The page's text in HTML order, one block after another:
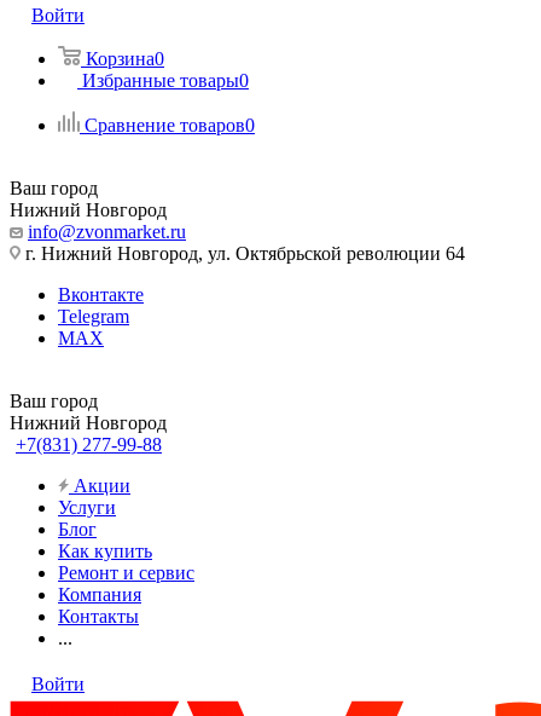
Войти
Корзина0
Избранные товары0
Сравнение товаров0
Ваш город
Нижний Новгород
info@zvonmarket.ru
г. Нижний Новгород, ул. Октябрьской революции 64
Вконтакте
Telegram
MAX
Ваш город
Нижний Новгород
+7(831) 277-99-88
Акции
Услуги
Блог
Как купить
Ремонт и сервис
Компания
Контакты
...
Войти